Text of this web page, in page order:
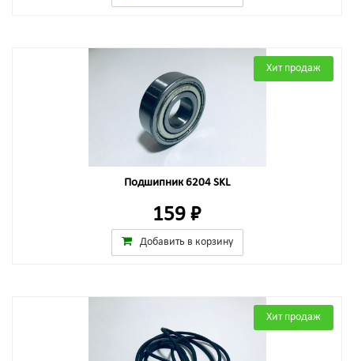
Хит продаж
Подшипник 6204 SKL
159 ₽
Добавить в корзину
Хит продаж